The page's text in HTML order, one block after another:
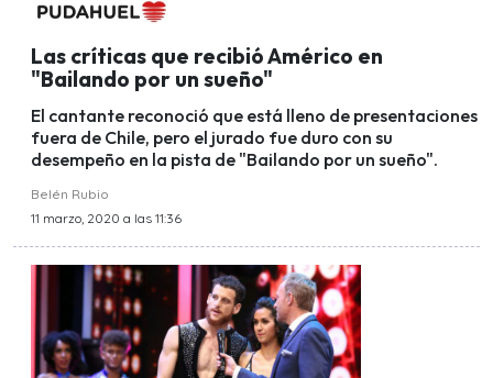
Las críticas que recibió Américo en
"Bailando por un sueño"
El cantante reconoció que está lleno de presentaciones
fuera de Chile, pero el jurado fue duro con su
desempeño en la pista de "Bailando por un sueño".
Belén Rubio
11 marzo, 2020 a las 11:36